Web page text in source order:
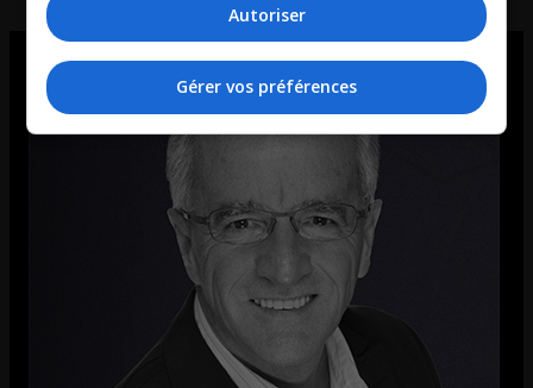
Autoriser
Gérer vos préférences